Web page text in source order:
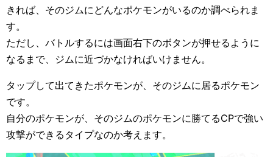
きれば、そのジムにどんなポケモンがいるのか調べられま
す。
ただし、バトルするには画面右下のボタンが押せるように
なるまで、ジムに近づかなければいけません。
タップして出てきたポケモンが、そのジムに居るポケモン
です。
自分のポケモンが、そのジムのポケモンに勝てるCPで強い
攻撃ができるタイプなのか考えます。